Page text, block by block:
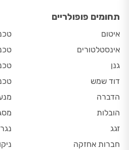
תחומים פופולריים
איטום
אינסטלטורים
גנן
דוד שמש
הדברה
הובלות
זגג
חברות אחזקה
נגר